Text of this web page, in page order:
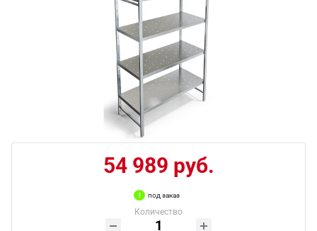
54 989 руб.
под заказ
Количество